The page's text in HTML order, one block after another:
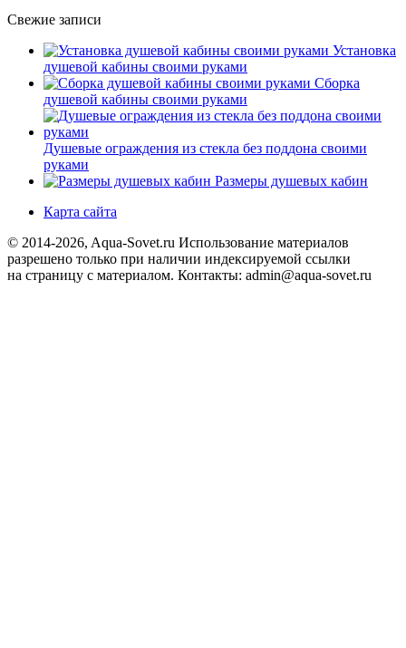
Свежие записи
Установка
душевой кабины своими руками
Сборка
душевой кабины своими руками
Душевые ограждения из стекла без поддона своими
руками
Размеры душевых кабин
Карта сайта
© 2014-2026, Aqua-Sovet.ru Использование материалов
разрешено только при наличии индексируемой ссылки
на страницу с материалом. Контакты: admin@aqua-sovet.ru